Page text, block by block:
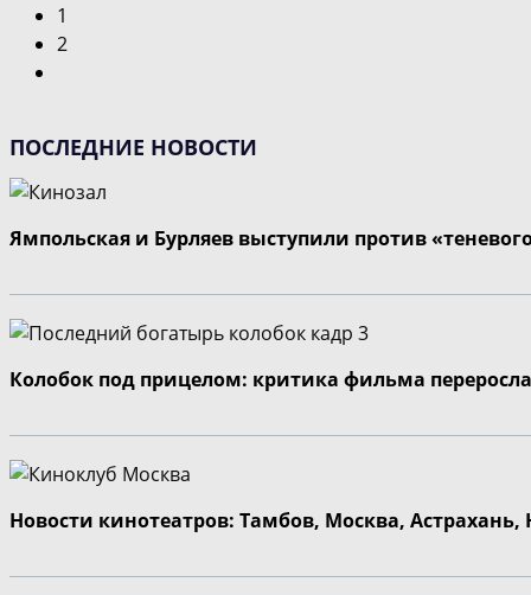
1
2
страницу
ПОСЛЕДНИЕ НОВОСТИ
Ямпольская и Бурляев выступили против
Колобок под прицелом: критика фильма
Новости кинотеатров: Тамбов, Москва,